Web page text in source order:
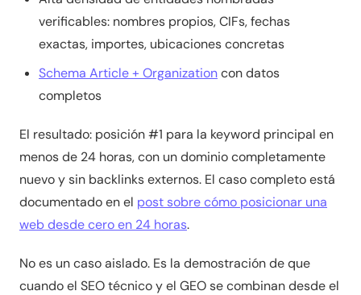
verificables: nombres propios, CIFs, fechas
exactas, importes, ubicaciones concretas
Schema Article + Organizationcon datos
completos
El resultado: posición #1 para la keyword principal en
menos de 24 horas, con un dominio completamente
nuevo y sin backlinks externos. El caso completo está
documentado en el post sobre cómo posicionar una
web desde cero en 24 horas.
No es un caso aislado. Es la demostración de que
cuando el SEO técnico y el GEO se combinan desde el